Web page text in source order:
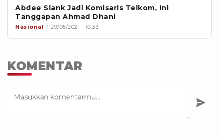
Abdee Slank Jadi Komisaris Telkom, Ini
Tanggapan Ahmad Dhani
Nasional 29/05/2021 - 10:33
KOMENTAR